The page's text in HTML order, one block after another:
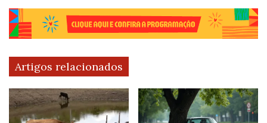
Artigos relacionados